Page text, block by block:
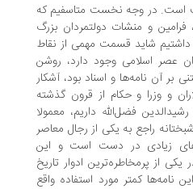
در وجه نخست متاسفیم که
و منشات دولتمردان بزرگ
شاید قسمت مهمی از نقاط
اسلامی وجود دارد، روشن
و اسناد بود، آشکار
و حکام از قرون گذشته
فضل‌الله داریم، معمولا
به یکی از رجال معاصر
زیادی در دست است و این
ادوار تاریخ
کمتر مورد استفاده واقع